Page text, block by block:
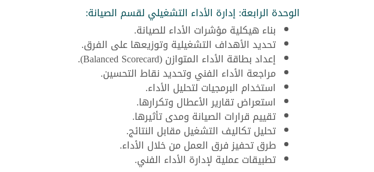
الوحدة الرابعة: إدارة الأداء التشغيلي لقسم الصيانة:
بناء هيكلية مؤشرات الأداء للصيانة.
تحديد الأهداف التشغيلية وتوزيعها على الفرق.
إعداد بطاقة الأداء المتوازن (Balanced Scorecard).
مراجعة الأداء الفني وتحديد نقاط التحسين.
استخدام البرمجيات لتحليل الأداء.
استعراض تقارير الأعطال وتكرارها.
تقييم قرارات الصيانة ومدى تأثيرها.
تحليل تكاليف التشغيل مقابل النتائج.
طرق تحفيز فرق العمل من خلال الأداء.
تطبيقات عملية لإدارة الأداء الفني.